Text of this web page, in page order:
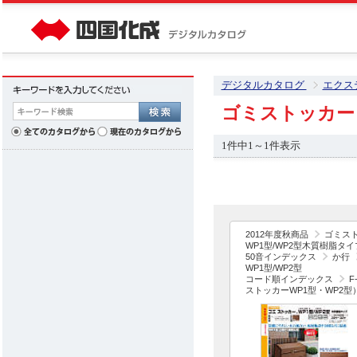
デジタルカタログ エクス
ゴミストッカー
1件中1～1件表示
2012年度秋商品
ゴミス
WP1型/WP2型木質樹脂タイ
50音インデックス
か行
WP1型/WP2型
コード順インデックス
ストッカーWP1型・WP2型